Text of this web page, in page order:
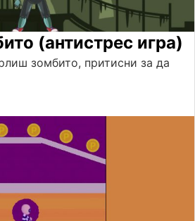
(антистрес игра)
зомбито, притисни за да